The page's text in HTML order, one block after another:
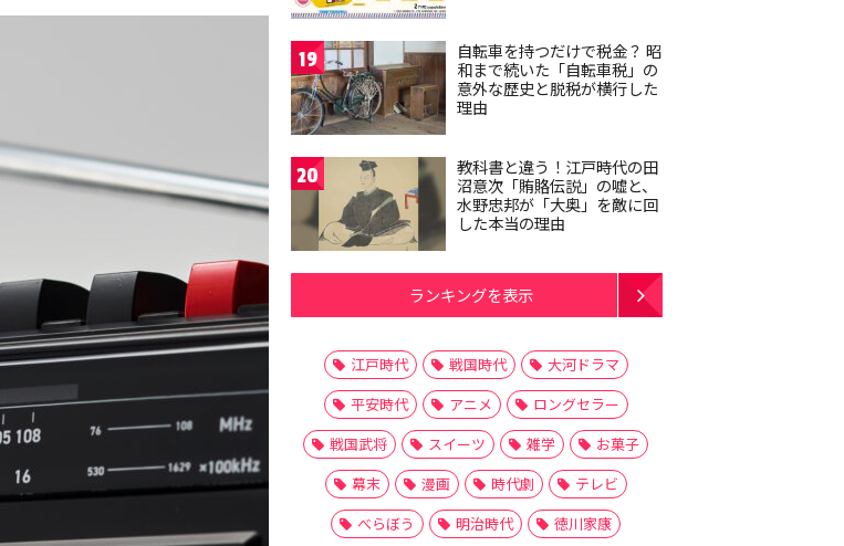
19
自転車を持つだけで税金？ 昭
和まで続いた「自転車税」の
意外な歴史と脱税が横行した
理由
20
教科書と違う！江戸時代の田
沼意次「賄賂伝説」の嘘と、
水野忠邦が「大奥」を敵に回
した本当の理由
ランキングを表示
江戸時代 戦国時代
大河ドラマ
平安時代
アニメ
ロングセラー
戦国武将
スイーツ 雑学
お菓子
幕末
漫画 時代劇
テレビ
べらぼう
明治時代
徳川家康